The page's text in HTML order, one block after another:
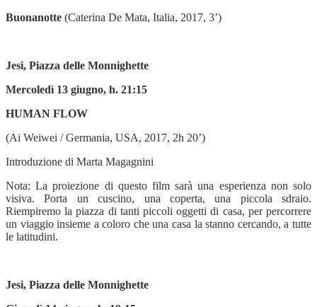
Buonanotte (Caterina De Mata, Italia, 2017, 3’)
Jesi, Piazza delle Monnighette
Mercoledì 13 giugno, h. 21:15
HUMAN FLOW
(Ai Weiwei / Germania, USA, 2017, 2h 20’)
Introduzione di Marta Magagnini
Nota: La proiezione di questo film sarà una esperienza non solo
visiva. Porta un cuscino, una coperta, una piccola sdraio.
Riempiremo la piazza di tanti piccoli oggetti di casa, per percorrere
un viaggio insieme a coloro che una casa la stanno cercando, a tutte
le latitudini.
Jesi, Piazza delle Monnighette